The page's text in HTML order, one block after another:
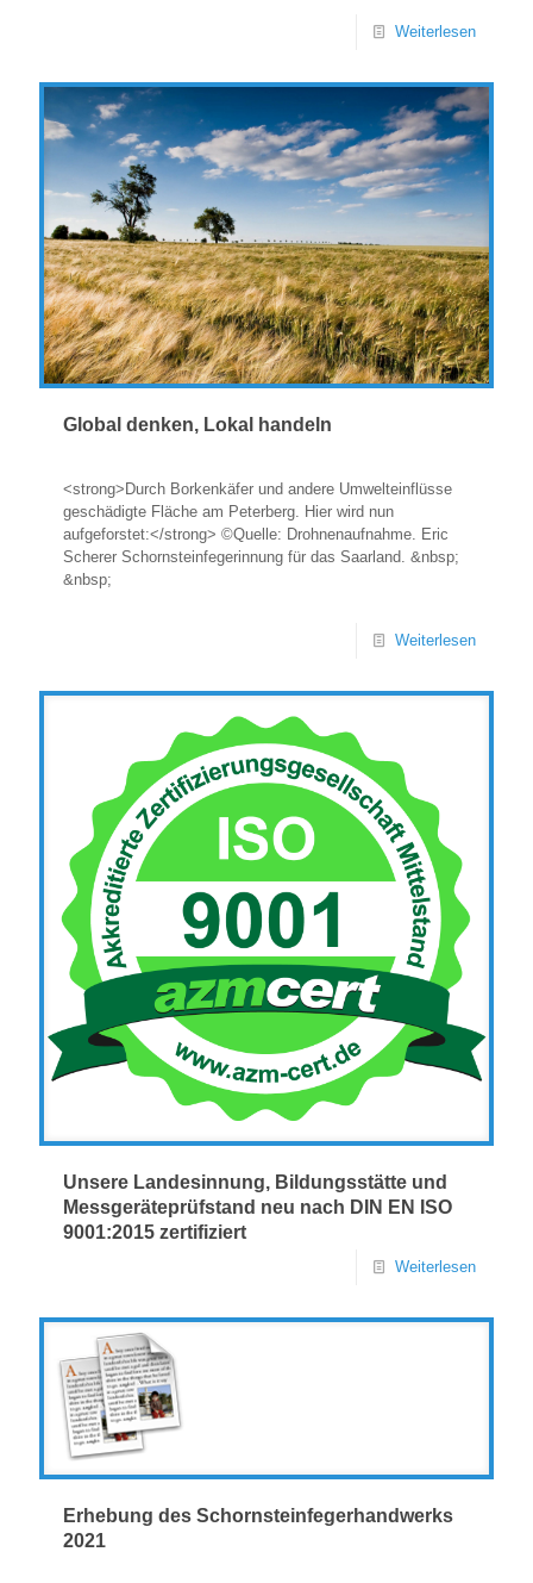
Weiterlesen
Global denken, Lokal handeln
<strong>Durch Borkenkäfer und andere Umwelteinflüsse
geschädigte Fläche am Peterberg. Hier wird nun
aufgeforstet:</strong> ©Quelle: Drohnenaufnahme. Eric
Scherer Schornsteinfegerinnung für das Saarland. &nbsp;
&nbsp;
Weiterlesen
Unsere Landesinnung, Bildungsstätte und
Messgeräteprüfstand neu nach DIN EN ISO
9001:2015 zertifiziert
Weiterlesen
Erhebung des Schornsteinfegerhandwerks
2021